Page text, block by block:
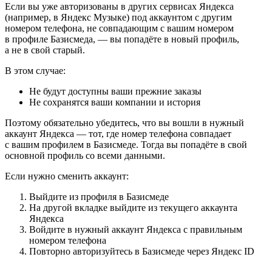
Если вы уже авторизованы в других сервисах Яндекса
(например, в Яндекс Музыке) под аккаунтом с другим
номером телефона, не совпадающим с вашим номером
в профиле Базисмеда, — вы попадёте в новый профиль,
а не в свой старый.
В этом случае:
Не будут доступны ваши прежние заказы
Не сохранятся ваши компании и история
Поэтому обязательно убедитесь, что вы вошли в нужный
аккаунт Яндекса — тот, где номер телефона совпадает
с вашим профилем в Базисмеде. Тогда вы попадёте в свой
основной профиль со всеми данными.
Если нужно сменить аккаунт:
Выйдите из профиля в Базисмеде
На другой вкладке выйдите из текущего аккаунта
Яндекса
Войдите в нужный аккаунт Яндекса с правильным
номером телефона
Повторно авторизуйтесь в Базисмеде через Яндекс ID